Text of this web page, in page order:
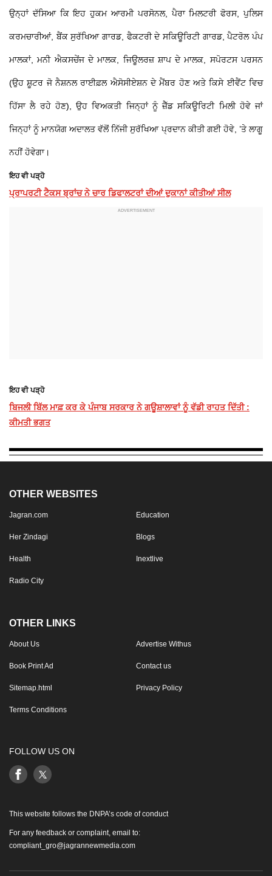
ਉਨ੍ਹਾਂ ਦੱਸਿਆ ਕਿ ਇਹ ਹੁਕਮ ਆਰਮੀ ਪਰਸੋਨਲ, ਪੈਰਾ ਮਿਲਟਰੀ ਫੋਰਸ, ਪੁਲਿਸ
ਕਰਮਚਾਰੀਆਂ, ਬੈਂਕ ਸੁਰੱਖਿਆ ਗਾਰਡ, ਫੈਕਟਰੀ ਦੇ ਸਕਿਊਰਿਟੀ ਗਾਰਡ, ਪੈਟਰੋਲ ਪੰਪ
ਮਾਲਕਾਂ, ਮਨੀ ਐਕਸਚੇਂਜ ਦੇ ਮਾਲਕ, ਜਿਊਲਰਜ਼ ਸ਼ਾਪ ਦੇ ਮਾਲਕ, ਸਪੋਰਟਸ ਪਰਸਨ
(ਉਹ ਸ਼ੂਟਰ ਜੋ ਨੈਸ਼ਨਲ ਰਾਈਫ਼ਲ ਐਸੋਸੀਏਸ਼ਨ ਦੇ ਮੈਂਬਰ ਹੋਣ ਅਤੇ ਕਿਸੇ ਈਵੈਂਟ ਵਿਚ
ਹਿੱਸਾ ਲੈ ਰਹੇ ਹੋਣ), ਉਹ ਵਿਅਕਤੀ ਜਿਨ੍ਹਾਂ ਨੂੰ ਜ਼ੈੱਡ ਸਕਿਊਰਿਟੀ ਮਿਲੀ ਹੋਵੇ ਜਾਂ
ਜਿਨ੍ਹਾਂ ਨੂੰ ਮਾਨਯੋਗ ਅਦਾਲਤ ਵੱਲੋਂ ਨਿੱਜੀ ਸੁਰੱਖਿਆ ਪ੍ਰਦਾਨ ਕੀਤੀ ਗਈ ਹੋਵੇ, ’ਤੇ ਲਾਗੂ
ਨਹੀਂ ਹੋਵੇਗਾ।
ਇਹ ਵੀ ਪੜ੍ਹੋ
ਪ੍ਰਾਪਰਟੀ ਟੈਕਸ ਬ੍ਰਾਂਚ ਨੇ ਚਾਰ ਡਿਫਾਲਟਰਾਂ ਦੀਆਂ ਦੁਕਾਨਾਂ ਕੀਤੀਆਂ ਸੀਲ
ਇਹ ਵੀ ਪੜ੍ਹੋ
ਬਿਜਲੀ ਬਿੱਲ ਮਾਫ਼ ਕਰ ਕੇ ਪੰਜਾਬ ਸਰਕਾਰ ਨੇ ਗਊਸ਼ਾਲਾਵਾਂ ਨੂੰ ਵੱਡੀ ਰਾਹਤ ਦਿੱਤੀ :
ਕੀਮਤੀ ਭਗਤ
OTHER WEBSITES
Jagran.com Education
Her Zindagi Blogs
Health Inextlive
Radio City
OTHER LINKS
About Us Advertise Withus
Book Print Ad Contact us
Sitemap.html Privacy Policy
Terms Conditions
FOLLOW US ON
This website follows the DNPA’s code of conduct
For any feedback or complaint, email to:
compliant_gro@jagrannewmedia.com